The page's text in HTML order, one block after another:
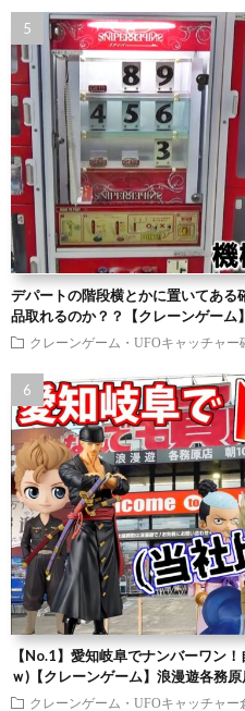
デパートの階段横とかに置いてあ
品取れるのか？？【クレーンゲーム】
クレーンゲーム・UFOキャッチャー
【No.1】愛知岐阜でナンバーワン
ｗ)【クレーンゲーム】浪漫遊各務原
クレーンゲーム・UFOキャッチャー